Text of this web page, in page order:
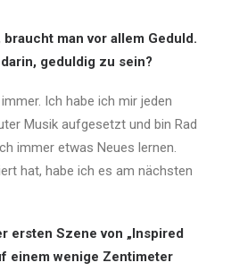
man vor allem Geduld.
geduldig zu sein?
Ich habe ich mir jeden
Musik aufgesetzt und bin Rad
immer etwas Neues lernen.
hat, habe ich es am nächsten
ersten Szene von „Inspired
einem wenige Zentimeter